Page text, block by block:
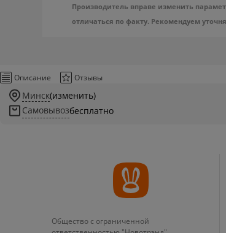
Производитель вправе изменить
отличаться по факту. Рекомендуем
Описание Отзывы
Минск(изменить)
Самовывозбесплатно
Общество с ограниченной